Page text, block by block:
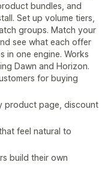
bundles, and
Set up volume tiers,
groups. Match your
see what each offer
in one engine. Works
Dawn and Horizon.
for buying
product page, discount
feel natural to
build their own